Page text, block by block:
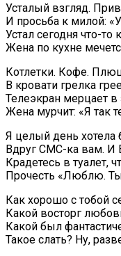
Усталый взгляд.
И просьба к милой:
Устал сегодня что-то
Жена по кухне
Котлетки. Кофе.
В кровати грелка
Телеэкран мерцает в
Жена мурчит: «Я так
Я целый день хотела
Вдруг СМС-ка вам. И
Крадетесь в туалет,
Прочесть «Люблю.
Как хорошо с тобой
Какой восторг
Какой был
Такое слать? Ну,